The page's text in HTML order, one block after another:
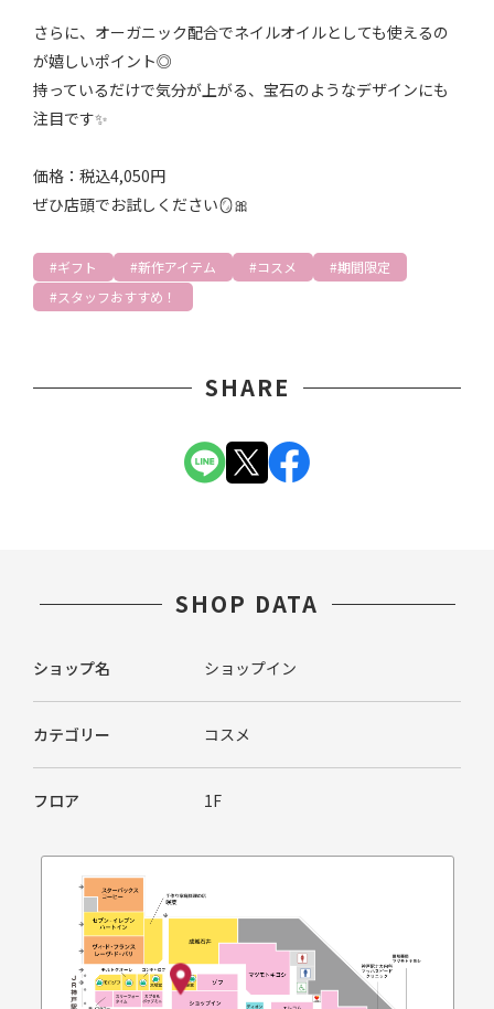
さらに、オーガニック配合でネイルオイルとしても使えるの
が嬉しいポイント◎
持っているだけで気分が上がる、宝石のようなデザインにも
注目です✨
価格：税込4,050円
ぜひ店頭でお試しください🪞🎀
ギフト 新作アイテム コスメ
期間限定
スタッフおすすめ！
SHARE
SHOP DATA
ショップ名 ショップイン
カテゴリー コスメ
フロア 1F